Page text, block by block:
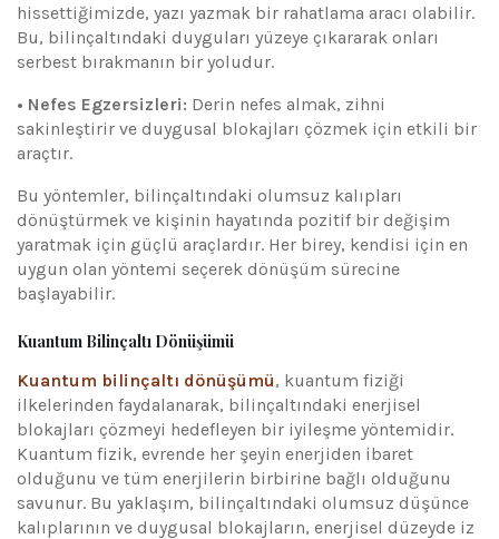
hissettiğimizde, yazı yazmak bir rahatlama aracı olabilir.
Bu, bilinçaltındaki duyguları yüzeye çıkararak onları
serbest bırakmanın bir yoludur.
• Nefes Egzersizleri: Derin nefes almak, zihni
sakinleştirir ve duygusal blokajları çözmek için etkili bir
araçtır.
Bu yöntemler, bilinçaltındaki olumsuz kalıpları
dönüştürmek ve kişinin hayatında pozitif bir değişim
yaratmak için güçlü araçlardır. Her birey, kendisi için en
uygun olan yöntemi seçerek dönüşüm sürecine
başlayabilir.
Kuantum Bilinçaltı Dönüşümü
Kuantum bilinçaltı dönüşümü, kuantum fiziği
ilkelerinden faydalanarak, bilinçaltındaki enerjisel
blokajları çözmeyi hedefleyen bir iyileşme yöntemidir.
Kuantum fizik, evrende her şeyin enerjiden ibaret
olduğunu ve tüm enerjilerin birbirine bağlı olduğunu
savunur. Bu yaklaşım, bilinçaltındaki olumsuz düşünce
kalıplarının ve duygusal blokajların, enerjisel düzeyde iz